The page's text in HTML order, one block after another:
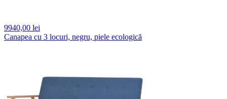
9940,00 lei
Canapea cu 3 locuri, negru, piele ecologică